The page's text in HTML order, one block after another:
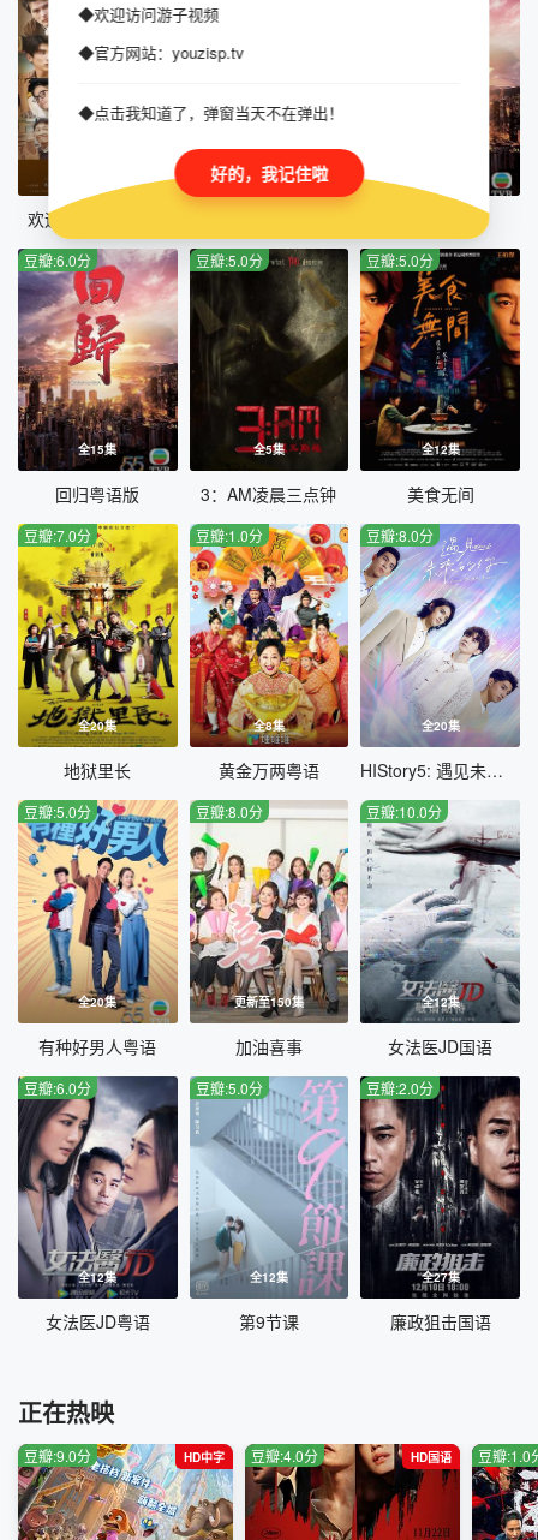
欢迎光临 二代咖啡
第48集完结
回归国语版
全15集
豆瓣:6.0分
回归粤语版
全5集
豆瓣:5.0分
3：AM凌晨三点钟
全12集
豆瓣:5.0分
美食无间
全20集
豆瓣:7.0分
地狱里长
全8集
豆瓣:1.0分
黄金万两粤语
全20集
豆瓣:8.0分
HIStory5: 遇见未来的你
全20集
豆瓣:5.0分
有种好男人粤语
更新至150集
豆瓣:8.0分
加油喜事
全12集
豆瓣:10.0分
女法医JD国语
全12集
豆瓣:6.0分
女法医JD粤语
全12集
豆瓣:5.0分
第9节课
全27集
豆瓣:2.0分
廉政狙击国语
正在热映
HD中字
豆瓣:9.0分 HD国语
豆瓣:4.0分 豆瓣:1.0
◆欢迎访问游子视频
◆官方网站：youzisp.tv
◆点击我知道了，弹窗当天不在弹出！
好的，我记住啦